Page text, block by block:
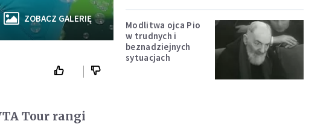
ZOBACZ GALERIĘ
Tour rangi
Modlitwa ojca Pio
w trudnych i
beznadziejnych
sytuacjach